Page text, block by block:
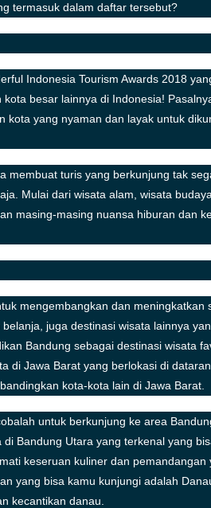
termasuk dalam daftar tersebut?
Indonesia Tourism Awards 2018
besar lainnya di Indonesia!
yang nyaman dan layak untuk
membuat turis yang berkunjung tak
Mulai dari wisata alam, wisata
masing-masing nuansa hiburan dan
mengembangkan dan meningkatkan
juga destinasi wisata lainnya
Bandung sebagai destinasi wisata
di Jawa Barat yang berlokasi di
kota-kota lain di Jawa Barat.
untuk berkunjung ke area
Bandung Utara yang terkenal yang
keseruan kuliner dan pemandangan
yang bisa kamu kunjungi adalah
kecantikan danau.